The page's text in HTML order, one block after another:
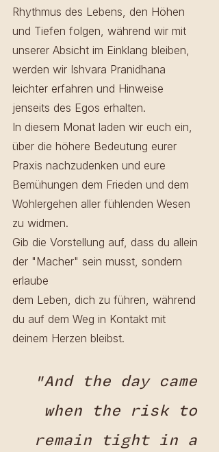
Rhythmus des Lebens, den Höhen
und Tiefen folgen, während wir mit
unserer Absicht im Einklang bleiben,
werden wir Ishvara Pranidhana
leichter erfahren und Hinweise
jenseits des Egos erhalten.
In diesem Monat laden wir euch ein,
über die höhere Bedeutung eurer
Praxis nachzudenken und eure
Bemühungen dem Frieden und dem
Wohlergehen aller fühlenden Wesen
zu widmen.
Gib die Vorstellung auf, dass du allein
der "Macher" sein musst, sondern
erlaube
dem Leben, dich zu führen, während
du auf dem Weg in Kontakt mit
deinem Herzen bleibst.
"And the day came
when the risk to
remain tight in a